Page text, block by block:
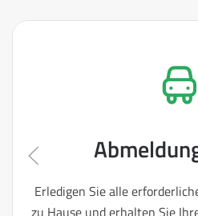
Erledigen Sie alle
zu Hause und erhalten Sie